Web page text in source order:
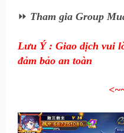
⏩ Tham gia Group
Lưu Ý : Giao dịch vui
đảm bảo an toàn